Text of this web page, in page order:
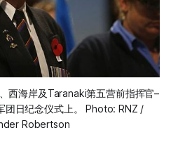
西海岸及Taranaki第五营前指挥官–
团日纪念仪式上。 Photo: RNZ /
Robertson